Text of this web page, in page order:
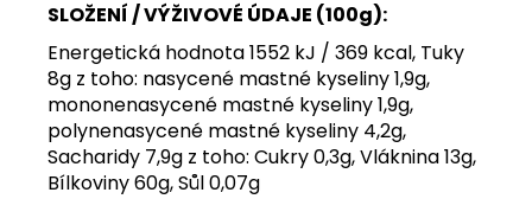
SLOŽENÍ / VÝŽIVOVÉ ÚDAJE (100g):
Energetická hodnota 1552 kJ / 369 kcal, Tuky
8g z toho: nasycené mastné kyseliny 1,9g,
mononenasycené mastné kyseliny 1,9g,
polynenasycené mastné kyseliny 4,2g,
Sacharidy 7,9g z toho: Cukry 0,3g, Vláknina 13g,
Bílkoviny 60g, Sůl 0,07g